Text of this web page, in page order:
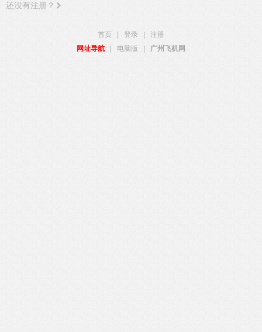
还没有注册？
首页 登录
注册
网址导航
电脑版 广州飞机网